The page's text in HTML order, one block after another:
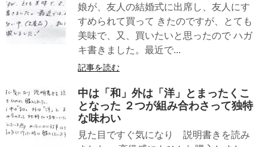
娘が、友人の結婚式に出席し、友人にす
すめられて買って きたのですが、とても
美味で、又、買いたいと思ったので ハガ
キ書きました。最近で...
記事を読む
中は「和」外は「洋」とまったくこ
となった ２つが組み合わさって独特
な味わい
見た目ですぐ気になり 説明書きを読み